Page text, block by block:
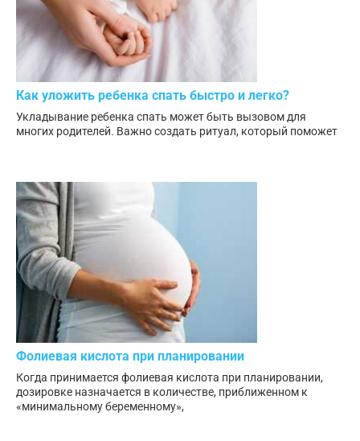
Как уложить ребенка спать быстро и легко?
Укладывание ребенка спать может быть вызовом для
многих родителей. Важно создать ритуал, который поможет
Фолиевая кислота при планировании
Когда принимается фолиевая кислота при планировании,
дозировке назначается в количестве, приближенном к
«минимальному беременному»,